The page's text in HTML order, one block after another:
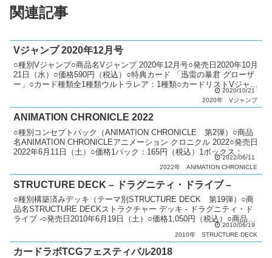
関連記事
Vジャンプ 2020年12月号
○種別Vジャンプ○商品名Vジャンプ 2020年12月号○発売日2020年10月
21日（水）○価格590円（税込）○特典カード 「迅雷の暴君 グローザ
ー」○カード種類全1種類ウルトラレア：1種類○カードリストVジャン
2020/10/21
2020年
Vジャンプ
ANIMATION CHRONICLE 2022
○種別コンセプトパック（ANIMATION CHRONICLE 第2弾）○商品
名ANIMATION CHRONICLEアニメーション クロニクル 2022○発売日
2022年6月11日（土）○価格1パック：165円（税込）1ボックス：
2022/06/11
2022年
ANIMATION CHRONICLE
STRUCTURE DECK – ドラグニティ・ドライブ –
○種別構築済みデッキ（テーマ別STRUCTURE DECK 第19弾）○商
品名STRUCTURE DECKストラクチャー デッキ - ドラグニティ・ド
ライブ -○発売日2010年6月19日（土）○価格1,050円（税込）○商品内
2010/06/19
2010年
STRUCTURE DECK
カードラボTCGフェスティバル2018